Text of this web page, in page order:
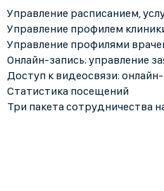
Управление расписанием,
Управление профилем
Управление профилями
Онлайн-запись: управление
Доступ к видеосвязи:
Статистика посещений
Три пакета сотрудничества